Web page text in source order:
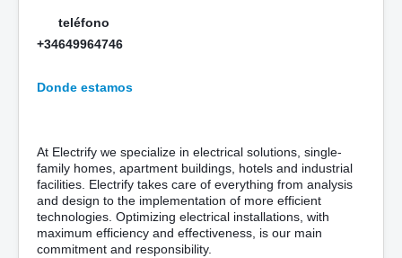
teléfono
+34649964746
Donde estamos
At Electrify we specialize in electrical solutions, single-
family homes, apartment buildings, hotels and industrial
facilities. Electrify takes care of everything from analysis
and design to the implementation of more efficient
technologies. Optimizing electrical installations, with
maximum efficiency and effectiveness, is our main
commitment and responsibility.